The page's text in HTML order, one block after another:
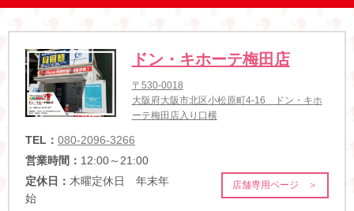
ドン・キホーテ梅田店
〒530-0018
大阪府大阪市北区小松原町4-16 ドン・キホ
ーテ梅田店入り口横
TEL： 080-2096-3266
営業時間： 12:00～21:00
定休日： 木曜定休日 年末年
始
店舗専用ページ ＞